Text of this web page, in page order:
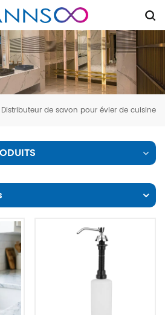
Distributeur de savon pour évier de cuisine